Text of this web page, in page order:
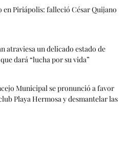
en Piriápolis: falleció César Quijano
atraviesa un delicado estado de
dará “lucha por su vida”
Municipal se pronunció a favor
Playa Hermosa y desmantelar las